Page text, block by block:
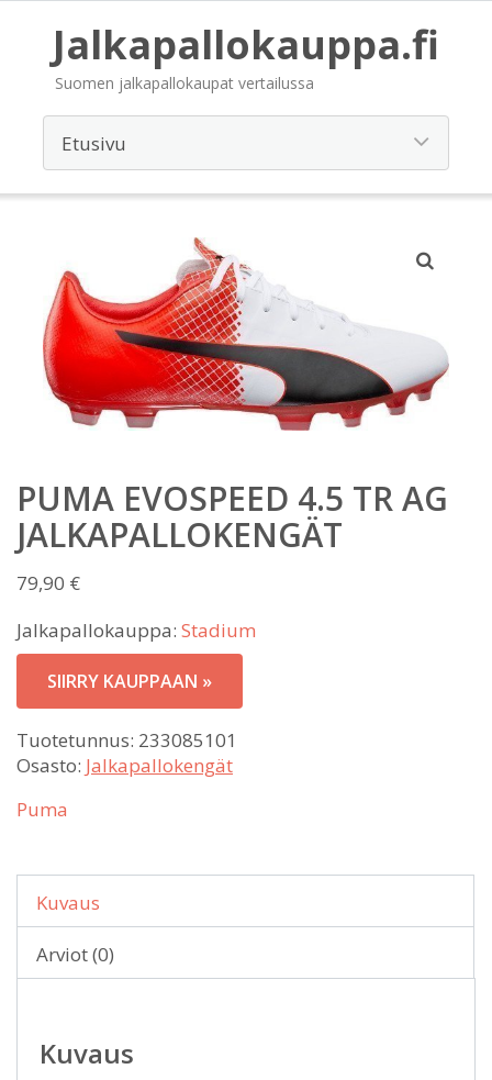
Jalkapallokauppa.fi
Suomen jalkapallokaupat vertailussa
PUMA EVOSPEED 4.5 TR AG
JALKAPALLOKENGÄT
79,90 €
Jalkapallokauppa: Stadium
SIIRRY KAUPPAAN »
Tuotetunnus: 233085101
Osasto: Jalkapallokengät
Puma
Kuvaus
Arviot (0)
Kuvaus